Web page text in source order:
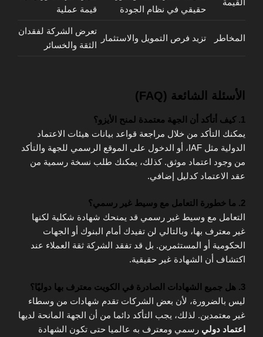
القيمة
حقيقي في نظام الجودة
قيمة عملية
المخاطر تزيد فرص التمويل والاستثمار
تعرض الشركة لفقدان
الثقة والخسائر
الأسئلة الشائعة (FAQ)
1. كيف أتأكد أن الجهة معتمدة لمنح الأيزو؟
يمكنك التأكد من خلال مراجعة قواعد بيانات هيئات الاعتماد
الدولية مثل IAF، أو الدخول على الموقع الرسمي للجهة والتأكد
من وجود اعتماد موثق. كذلك، يمكنك طلب نسخة رسمية من
عقد الاعتماد كدليل إضافي.
2. ما خطورة التعامل مع وسيط غير رسمي؟
التعامل مع وسيط غير رسمي قد يمنحك شهادة شكلية لكنها
غير معترف بها، وبالتالي لن تفيدك أمام البنوك أو الجهات
الحكومية أو المستثمرين. بل قد تفقد الشركة ثقة العملاء عند
اكتشاف أن الشهادة غير حقيقية.
3. هل جميع الشهادات الصادرة في الكويت معترف بها دوليًا؟
ليس بالضرورة، لأن بعض الشركات تقدم شهادات من وسطاء
غير معتمدين. لذلك، يجب التأكد دائما من أن الجهة المانحة لديها
اعتماد دولي رسمي ومعترف به عالميا حتى تكون الشهادة